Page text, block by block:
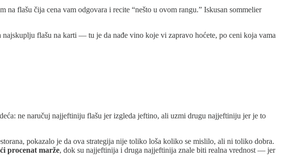
flašu čija cena vam odgovara i recite “nešto u ovom rangu.” Iskusan sommelier
flašu na karti — tu je da nađe vino koje vi zapravo hoćete, po ceni koja vama
ne naručuj najjeftiniju flašu jer izgleda jeftino, ali uzmi drugu najjeftiniju jer je to
pokazalo je da ova strategija nije toliko loša koliko se mislilo, ali ni toliko dobra.
procenat marže, dok su najjeftinija i druga najjeftinija znale biti realna vrednost — jer